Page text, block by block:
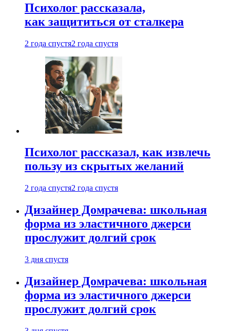
Психолог рассказала,
как защититься от сталкера
2 года спустя2 года спустя
Психолог рассказал, как извлечь
пользу из скрытых желаний
2 года спустя2 года спустя
Дизайнер Домрачева: школьная
форма из эластичного джерси
прослужит долгий срок
3 дня спустя
Дизайнер Домрачева: школьная
форма из эластичного джерси
прослужит долгий срок